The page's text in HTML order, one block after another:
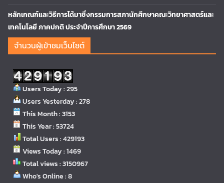
หลักเกณฑ์และวิธีการได้มาซึ่งกรรมการสภานักศึกษาคณะวิทยาศาสตร์และ
เทคโนโลยี ภาคปกติ ประจำปีการศึกษา 2569
จำนวนผู้เข้าชมเว็บไซต์
Users Today : 295
Users Yesterday : 278
This Month : 3153
This Year : 53724
Total Users : 429193
Views Today : 1469
Total views : 3150967
Who's Online : 8